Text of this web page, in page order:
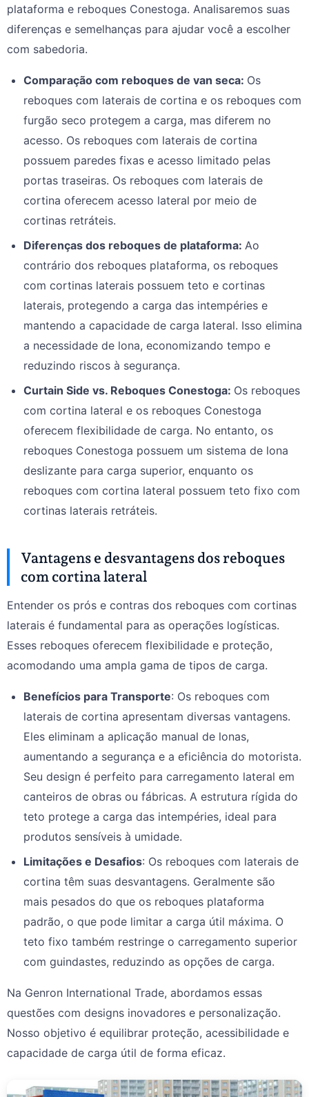
plataforma e reboques Conestoga. Analisaremos suas
diferenças e semelhanças para ajudar você a escolher
com sabedoria.
Comparação com reboques de van seca: Os
reboques com laterais de cortina e os reboques com
furgão seco protegem a carga, mas diferem no
acesso. Os reboques com laterais de cortina
possuem paredes fixas e acesso limitado pelas
portas traseiras. Os reboques com laterais de
cortina oferecem acesso lateral por meio de
cortinas retráteis.
Diferenças dos reboques de plataforma: Ao
contrário dos reboques plataforma, os reboques
com cortinas laterais possuem teto e cortinas
laterais, protegendo a carga das intempéries e
mantendo a capacidade de carga lateral. Isso elimina
a necessidade de lona, economizando tempo e
reduzindo riscos à segurança.
Curtain Side vs. Reboques Conestoga: Os reboques
com cortina lateral e os reboques Conestoga
oferecem flexibilidade de carga. No entanto, os
reboques Conestoga possuem um sistema de lona
deslizante para carga superior, enquanto os
reboques com cortina lateral possuem teto fixo com
cortinas laterais retráteis.
Vantagens e desvantagens dos reboques
com cortina lateral
Entender os prós e contras dos reboques com cortinas
laterais é fundamental para as operações logísticas.
Esses reboques oferecem flexibilidade e proteção,
acomodando uma ampla gama de tipos de carga.
Benefícios para Transporte: Os reboques com
laterais de cortina apresentam diversas vantagens.
Eles eliminam a aplicação manual de lonas,
aumentando a segurança e a eficiência do motorista.
Seu design é perfeito para carregamento lateral em
canteiros de obras ou fábricas. A estrutura rígida do
teto protege a carga das intempéries, ideal para
produtos sensíveis à umidade.
Limitações e Desafios: Os reboques com laterais de
cortina têm suas desvantagens. Geralmente são
mais pesados do que os reboques plataforma
padrão, o que pode limitar a carga útil máxima. O
teto fixo também restringe o carregamento superior
com guindastes, reduzindo as opções de carga.
Na Genron International Trade, abordamos essas
questões com designs inovadores e personalização.
Nosso objetivo é equilibrar proteção, acessibilidade e
capacidade de carga útil de forma eficaz.